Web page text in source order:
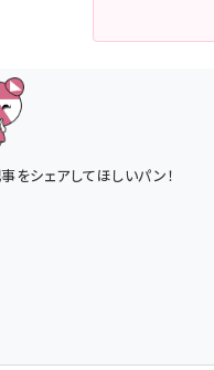
をシェアしてほしいパン！